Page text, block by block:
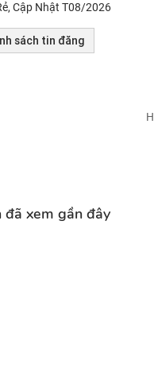
Cập Nhật T08/2026
sách tin đăng
đã xem gần đây